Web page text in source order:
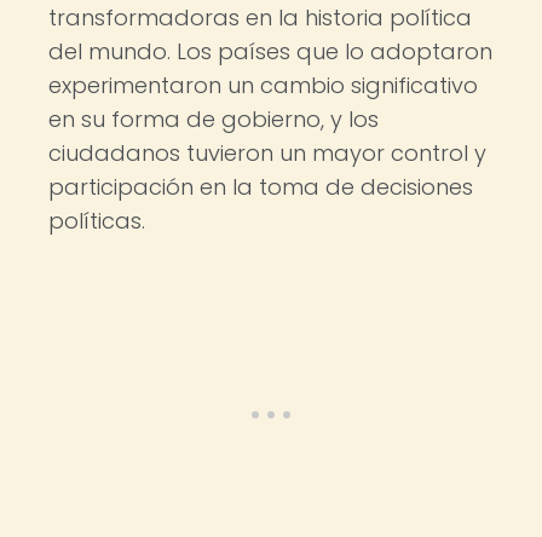
transformadoras en la historia política
del mundo. Los países que lo adoptaron
experimentaron un cambio significativo
en su forma de gobierno, y los
ciudadanos tuvieron un mayor control y
participación en la toma de decisiones
políticas.